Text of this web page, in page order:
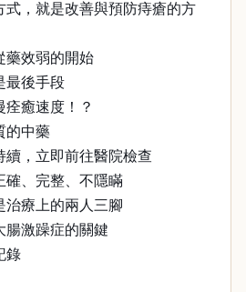
式，就是改善與預防痔瘡的方
藥效弱的開始
最後手段
痊癒速度！？
的中藥
續，立即前往醫院檢查
確、完整、不隱瞞
治療上的兩人三腳
腸激躁症的關鍵
錄